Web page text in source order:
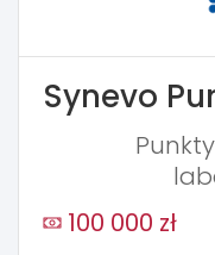
Synevo
100 000 zł